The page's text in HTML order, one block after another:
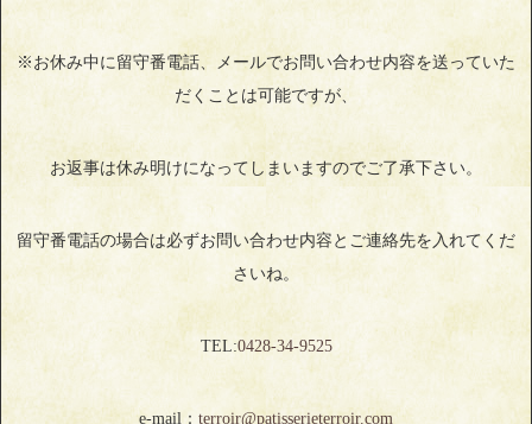
※お休み中に留守番電話、メールでお問い合わせ内容を送っていた
だくことは可能ですが、
お返事は休み明けになってしまいますのでご了承下さい。
留守番電話の場合は必ずお問い合わせ内容とご連絡先を入れてくだ
さいね。
TEL:0428‐34‐9525
e-mail： terroir@patisserieterroir.com